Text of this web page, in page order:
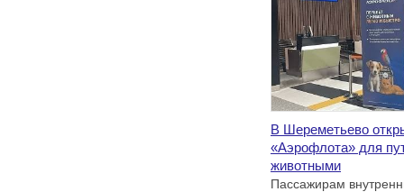
В Шереметьево
«Аэрофлота» для
животными
Пассажирам